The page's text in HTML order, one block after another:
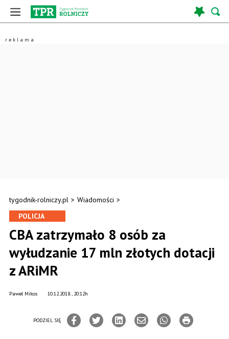
tygodnik-rolniczy.pl > Wiadomości >
POLICJA
CBA zatrzymało 8 osób za
wyłudzanie 17 mln złotych dotacji
z ARiMR
10.12.2018., 20:12h
Paweł Mikos
PODZIEL SIĘ